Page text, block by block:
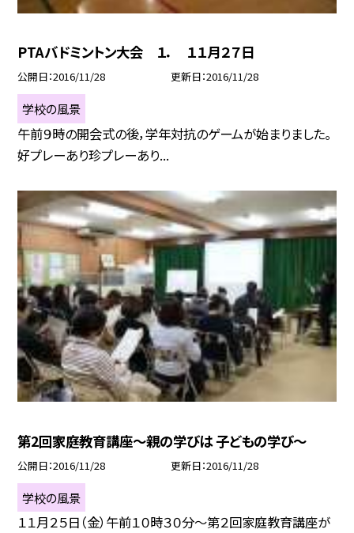
PTAバドミントン大会 １． １１月２７日
公開日 2016/11/28 更新日 2016/11/28
学校の風景
午前９時の開会式の後，学年対抗のゲームが始まりました。
好プレーあり珍プレーあり...
第2回家庭教育講座〜親の学びは 子どもの学び〜
公開日 2016/11/28 更新日 2016/11/28
学校の風景
１１月２５日（金）午前１０時３０分〜第２回家庭教育講座が